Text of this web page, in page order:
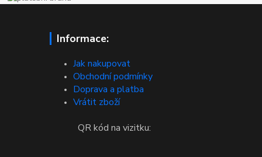
Informace:
Jak nakupovat
Obchodní podmínky
Doprava a platba
Vrátit zboží
QR kód na vizitku: